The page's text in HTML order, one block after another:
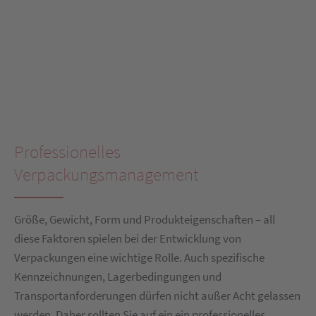
Professionelles
Verpackungsmanagement
Größe, Gewicht, Form und Produkteigenschaften – all
diese Faktoren spielen bei der Entwicklung von
Verpackungen eine wichtige Rolle. Auch spezifische
Kennzeichnungen, Lagerbedingungen und
Transportanforderungen dürfen nicht außer Acht gelassen